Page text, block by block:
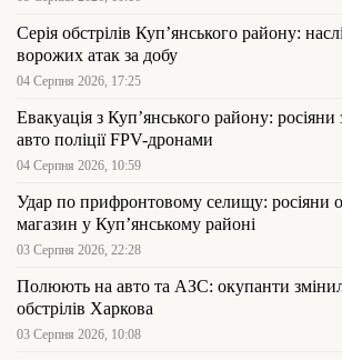
Серія обстрілів Куп’янського району:
ворожих атак за добу
04 Серпня 2026, 17:25
Евакуація з Куп’янського району:
авто поліції FPV-дронами
04 Серпня 2026, 10:59
Удар по прифронтовому селищу: росіяни
магазин у Куп’янському районі
03 Серпня 2026, 22:28
Полюють на авто та АЗС: окупанти
обстрілів Харкова
03 Серпня 2026, 10:08